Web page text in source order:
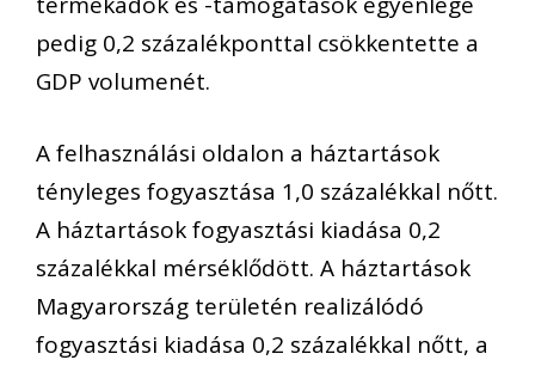
pedig 0,2 százalékponttal csökkentette a
GDP volumenét.
A felhasználási oldalon a háztartások
tényleges fogyasztása 1,0 százalékkal nőtt.
A háztartások fogyasztási kiadása 0,2
százalékkal mérséklődött. A háztartások
Magyarország területén realizálódó
fogyasztási kiadása 0,2 százalékkal nőtt, a